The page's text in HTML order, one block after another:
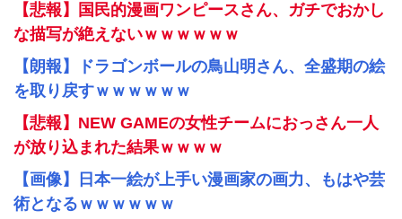
【悲報】国民的漫画ワンピースさん、ガチでおかし
な描写が絶えないｗｗｗｗｗｗ
【朗報】ドラゴンボールの鳥山明さん、全盛期の絵
を取り戻すｗｗｗｗｗｗ
【悲報】NEW GAMEの女性チームにおっさん一人
が放り込まれた結果ｗｗｗｗ
【画像】日本一絵が上手い漫画家の画力、もはや芸
術となるｗｗｗｗｗｗ